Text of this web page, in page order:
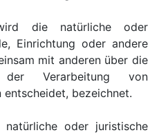
die natürliche oder
Einrichtung oder andere
mit anderen über die
Verarbeitung von
entscheidet, bezeichnet.
natürliche oder juristische